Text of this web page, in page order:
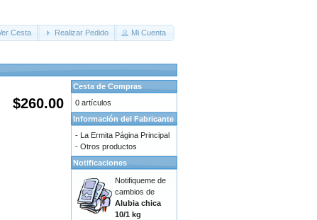
Cesta Realizar Pedido Mi Cuenta
$260.00
Cesta de Compras
0 artículos
Información del Fabricante
- La Ermita Página Principal
- Otros productos
Notificaciones
Notifiqueme de
cambios de
Alubia chica
10/1 kg